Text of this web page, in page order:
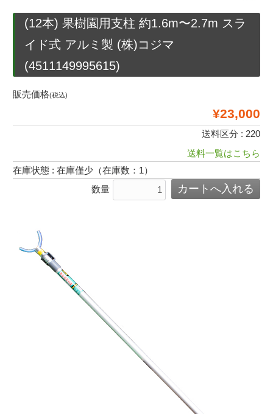
(12本) 果樹園用支柱 約1.6m〜2.7m スラ
イド式 アルミ製 (株)コジマ
(4511149995615)
販売価格(税込)
¥23,000
送料区分 : 220
送料一覧はこちら
在庫状態 : 在庫僅少（在庫数：1）
数量